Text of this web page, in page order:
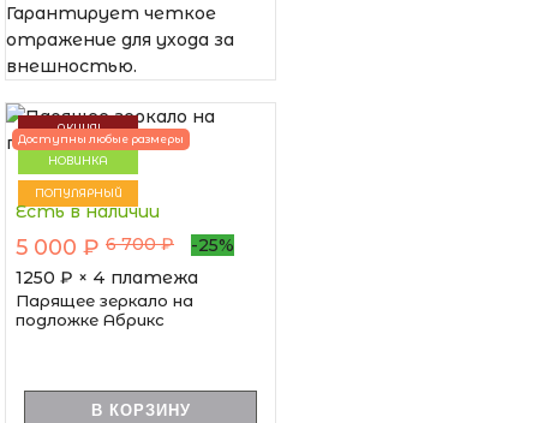
Гарантирует четкое
отражение для ухода за
внешностью.
АКЦИЯ!
НОВИНКА
ПОПУЛЯРНЫЙ
Доступны любые размеры
Есть в наличии
5 000 ₽ 6 700 ₽
-25%
1250 ₽ × 4 платежа
Парящее зеркало на
подложке Абрикс
В КОРЗИНУ